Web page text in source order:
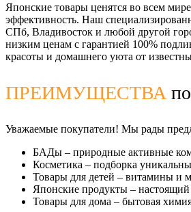
Японские товары ценятся во всем
эффективность. Наш
СПб, Владивосток и любой другой
низким ценам с гарантией 100%
красоты и домашнего уюта от
ПРЕИМУЩЕСТВА
Уважаемые покупатели! Мы рады
БАДы – природные активные
Косметика – подборка
Товары для детей – витамины и
Японские продукты – настоящий
Товары для дома – бытовая